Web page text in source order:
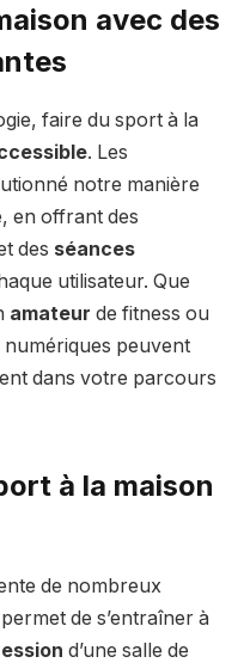
avec des
faire du sport à la
. Les
notre manière
en offrant des
des séances
utilisateur. Que
amateur de fitness ou
peuvent
dans votre parcours
à la maison
de nombreux
de s’entraîner à
d’une salle de